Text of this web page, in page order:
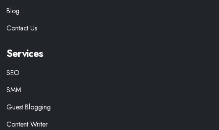
Blog
Contact Us
Services
SEO
SMM
Guest Blogging
Content Writer